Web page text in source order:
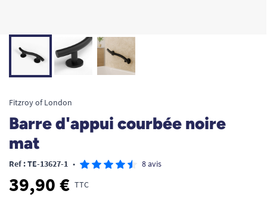
Fitzroy of London
Barre d'appui courbée noire
mat
Ref : TE-13627-1 • 8 avis
39,90 € TTC